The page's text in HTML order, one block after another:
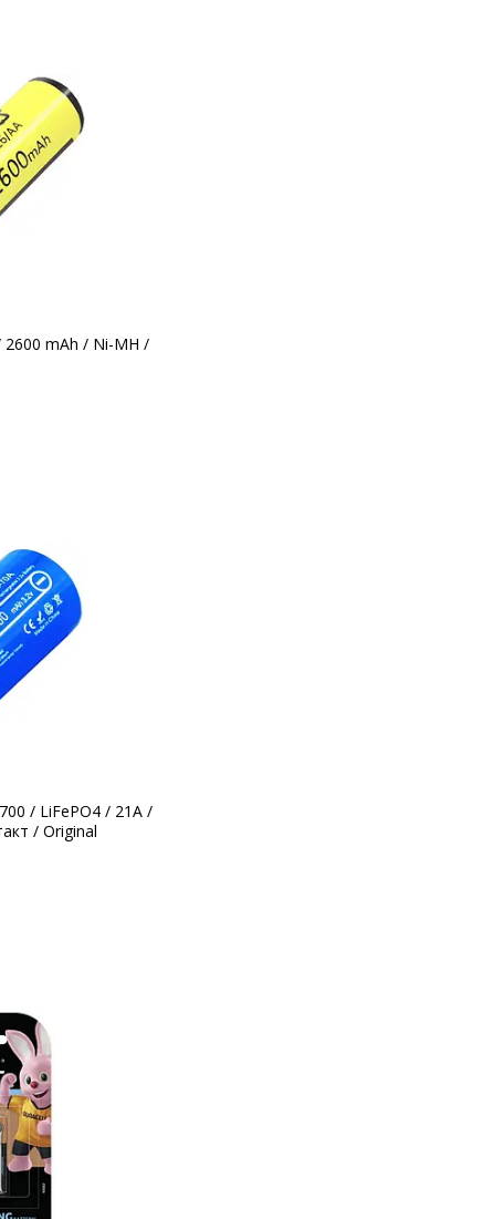
2600 mAh / Ni-MH /
/ LiFePO4 / 21А /
/ Original